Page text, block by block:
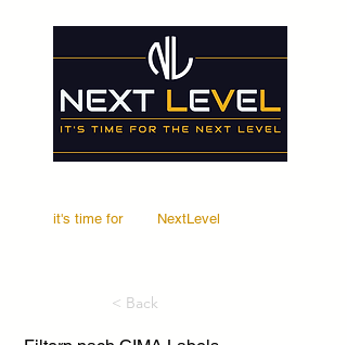
it's time for NextLevel
< Back